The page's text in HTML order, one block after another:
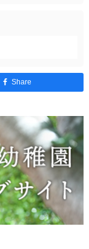
Share